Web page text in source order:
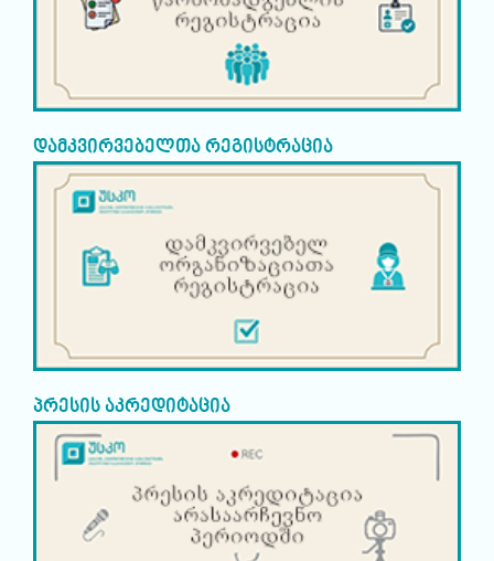
დამკვირვებელთა რეგისტრაცია
პრესის აკრედიტაცია